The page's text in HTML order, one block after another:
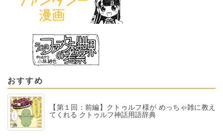
おすすめ
【第１回：前編】クトゥルフ様が めっちゃ雑に教え
てくれる クトゥルフ神話用語辞典